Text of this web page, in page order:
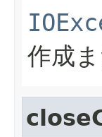
作成